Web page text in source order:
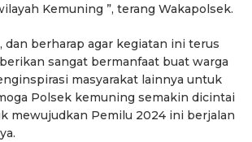
Kemuning ”, terang Wakapolsek.
dan berharap agar kegiatan ini terus
sangat bermanfaat buat warga
masyarakat lainnya untuk
Polsek kemuning semakin dicintai
mewujudkan Pemilu 2024 ini berjalan